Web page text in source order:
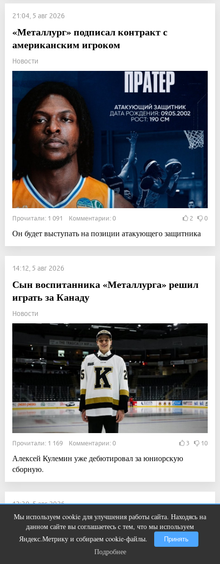
21:04, 5 авг 2026
«Металлург» подписал контракт с
американским игроком
Новости
Прочитали: 1 091 Комментарии: 0 2 0
Он будет выступать на позиции атакующего защитника
14:12, 5 авг 2026
Сын воспитанника «Металлурга» решил
играть за Канаду
Новости
Прочитали: 1 169 Комментарии: 0 3 10
Алексей Кулемин уже дебютировал за юниорскую
сборную.
12:30, 5 авг 2026
Жара вернётся в Магнитогорск
Новости / Учатся ли сегодня школьники?
Мы используем cookie для улучшения работы сайта. Находясь на
данном сайте вы соглашаетесь с тем, что мы используем
Яндекс.Метрику и собираем cookie-файлы.
Принять
Подробнее
Женские носки для топтания чувств
Подробнее